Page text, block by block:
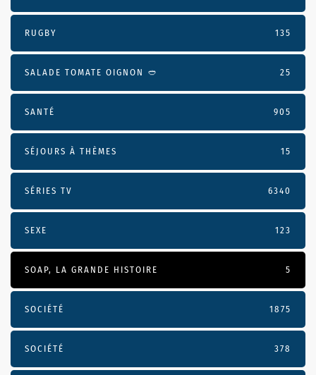
RUGBY 135
SALADE TOMATE OIGNON 🥙 25
SANTÉ 905
SÉJOURS À THÈMES 15
SÉRIES TV 6340
SEXE 123
SOAP, LA GRANDE HISTOIRE 5
SOCIÉTÉ 1875
SOCIÉTÉ 378